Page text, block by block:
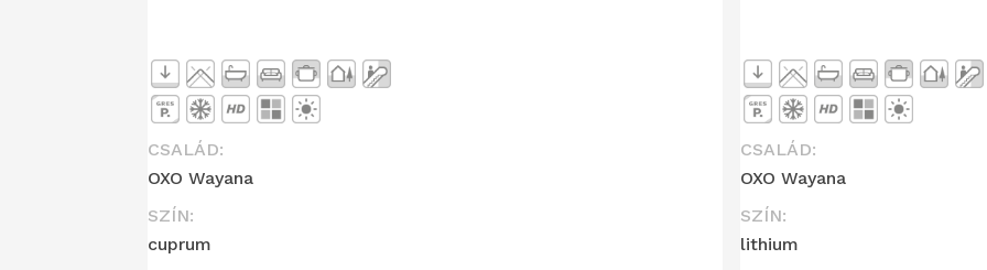
CSALÁD:
OXO Wayana
SZÍN:
cuprum
CSALÁD:
OXO Wayana
SZÍN:
lithium